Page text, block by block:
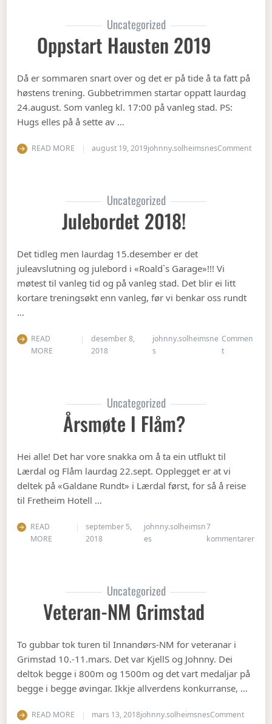
Uncategorized
Oppstart Hausten 2019
Då er sommaren snart over og det er på tide å ta fatt på
høstens trening. Gubbetrimmen startar oppatt laurdag
24.august. Som vanleg kl. 17:00 på vanleg stad. PS:
Hugs elles på å sette av …
READ MORE august 19, 2019johnny.solheimsnesCommenton
Uncategorized
Julebordet 2018!
Det tidleg men laurdag 15.desember er det
juleavslutning og julebord i «Roald`s Garage»!!! Vi
møtest til vanleg tid og på vanleg stad. Det blir ei litt
kortare treningsøkt enn vanleg, før vi benkar oss rundt
…
READ
MORE
desember 8,
2018
johnny.solheimsne
s
Commen
ton Julebordet
Uncategorized
Årsmøte I Flåm?
Hei alle! Det har vore snakka om å ta ein utflukt til
Lærdal og Flåm laurdag 22.sept. Opplegget er at vi
deltek på «Galdane Rundt» i Lærdal først, for så å reise
til Fretheim Hotell …
READ
MORE
september 5,
2018
johnny.solheimsn
es
7
kommentarertil
Uncategorized
Veteran-NM Grimstad
To gubbar tok turen til Innandørs-NM for veteranar i
Grimstad 10.-11.mars. Det var KjellS og Johnny. Dei
deltok begge i 800m og 1500m og det vart medaljar på
begge i begge øvingar. Ikkje allverdens konkurranse, …
READ MORE mars 13, 2018johnny.solheimsnesCommenton